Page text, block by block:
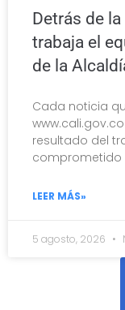
Detrás de
trabaja el
de la
Cada noticia
resultado del
comprometido
LEER MÁS»
5 agosto, 2026